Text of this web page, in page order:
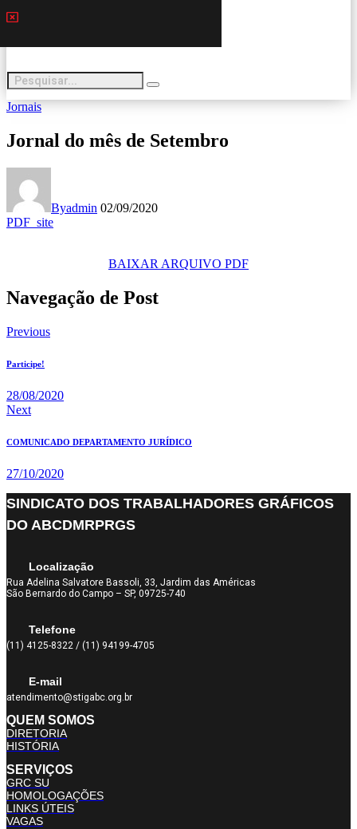
Jornais
Jornal do mês de Setembro
Byadmin 02/09/2020
PDF_site
BAIXAR ARQUIVO PDF
Navegação de Post
Previous
Participe!
28/08/2020
Next
COMUNICADO DEPARTAMENTO JURÍDICO
27/10/2020
SINDICATO DOS TRABALHADORES GRÁFICOS
DO ABCDMRPRGS
Localização
Rua Adelina Salvatore Bassoli, 33, Jardim das Américas
São Bernardo do Campo – SP, 09725-740
Telefone
(11) 4125-8322 / (11) 94199-4705
E-mail
atendimento@stigabc.org.br
QUEM SOMOS
DIRETORIA
HISTÓRIA
SERVIÇOS
GRC SU
HOMOLOGAÇÕES
LINKS ÚTEIS
VAGAS